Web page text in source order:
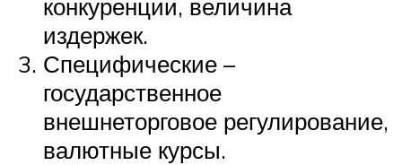
конкуренции, величина
издержек.
Специфические –
государственное
внешнеторговое регулирование,
валютные курсы.